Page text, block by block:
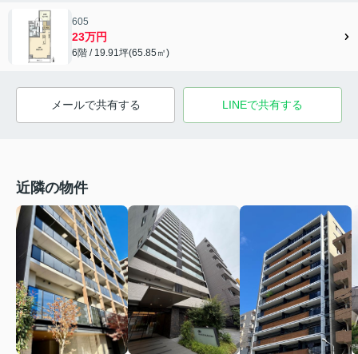
605
23万円
6階 / 19.91坪(65.85㎡)
メールで共有する LINEで共有する
近隣の物件